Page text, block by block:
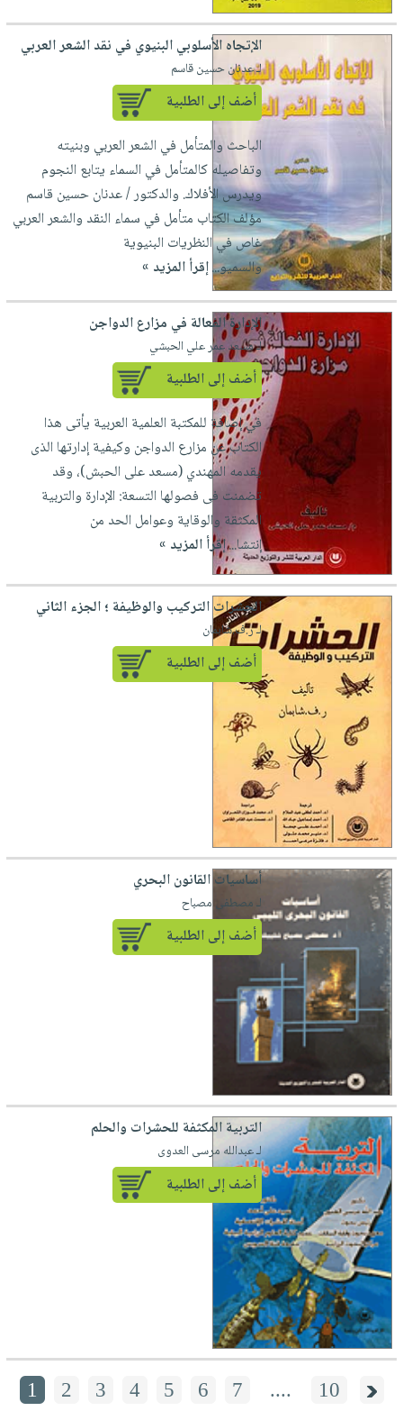
الإتجاه الأسلوبي البنيوي في نقد الشعر العربي
لـ عدنان حسين قاسم
أضف إلى الطلبية
الباحث والمتأمل في الشعر العربي وبنيته
وتفاصيله كالمتأمل في السماء يتابع النجوم
ويدرس الأفلاك. والدكتور / عدنان حسين قاسم
مؤلف الكتاب متأمل في سماء النقد والشعر العربي
غاص في النظريات البنيوية
والسميو...إقرأ المزيد »
الإدارة الفعالة في مزارع الدواجن
لـ مسعد عمر علي الحبشي
أضف إلى الطلبية
في إضافة للمكتبة العلمية العربية يأتى هذا
الكتاب عن مزارع الدواجن وكيفية إدارتها الذى
يقدمه المهندي (مسعد على الحبش)، وقد
تضمنت فى فصولها التسعة: الإدارة والتربية
المكثقة والوقاية وعوامل الحد من
إنتشا...إقرأ المزيد »
الحشرات التركيب والوظيفة ؛ الجزء الثاني
لـ ر.ف.شابمان
أضف إلى الطلبية
أساسيات القانون البحري
لـ مصطفى مصباح
أضف إلى الطلبية
التربية المكثفة للحشرات والحلم
لـ عبدالله مرسى العدوى
أضف إلى الطلبية
1 2 3 4 5 6 7 .... 10